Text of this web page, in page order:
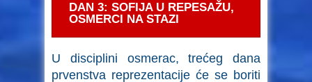
DAN 3: SOFIJA U REPESAŽU,
OSMERCI NA STAZI
U disciplini osmerac, trećeg dana
prvenstva reprezentacije će se boriti